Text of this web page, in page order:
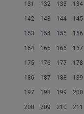
131 132 133 134
142 143 144 145
153 154 155 156
164 165 166 167
175 176 177 178
186 187 188 189
197 198 199 200
208 209 210 211